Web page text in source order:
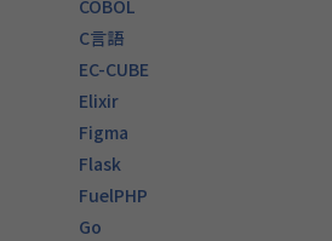
COBOL
C言語
EC-CUBE
Elixir
Figma
Flask
FuelPHP
Go